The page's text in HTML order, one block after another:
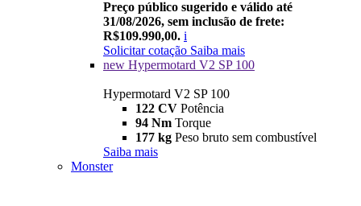
Preço público sugerido e válido até
31/08/2026, sem inclusão de frete:
R$109.990,00. i
Solicitar cotação Saiba mais
new Hypermotard V2 SP 100
Hypermotard V2 SP 100
122 CV Potência
94 Nm Torque
177 kg Peso bruto sem combustível
Saiba mais
Monster